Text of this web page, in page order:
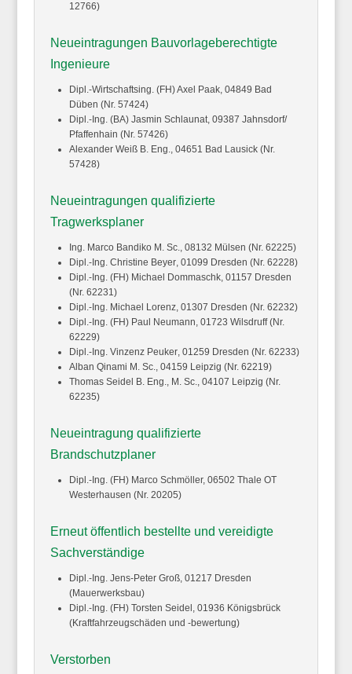
12766)
Neueintragungen Bauvorlageberechtigte
Ingenieure
Dipl.-Wirtschaftsing. (FH) Axel Paak, 04849 Bad
Düben (Nr. 57424)
Dipl.-Ing. (BA) Jasmin Schlaunat, 09387 Jahnsdorf/
Pfaffenhain (Nr. 57426)
Alexander WeißB. Eng., 04651 Bad Lausick (Nr.
57428)
Neueintragungen qualifizierte
Tragwerksplaner
Ing. Marco BandikoM. Sc., 08132 Mülsen (Nr. 62225)
Dipl.-Ing. Christine Beyer, 01099 Dresden (Nr. 62228)
Dipl.-Ing. (FH) Michael
Dommaschk, 01157 Dresden
(Nr. 62231)
Dipl.-Ing. Michael
Lorenz, 01307 Dresden (Nr. 62232)
Dipl.-Ing. (FH) Paul
Neumann, 01723 Wilsdruff (Nr.
62229)
Dipl.-Ing. Vinzenz Peuker, 01259 Dresden (Nr. 62233)
Alban Qinami M. Sc., 04159 Leipzig (Nr. 62219)
Thomas Seidel
B. Eng., M. Sc., 04107 Leipzig (Nr.
62235)
Neueintragung qualifizierte
Brandschutzplaner
Dipl.-Ing. (FH) Marco Schmöller,06502 Thale OT
Westerhausen (Nr. 20205)
Erneut öffentlich bestellte und vereidigte
Sachverständige
Dipl.-Ing. Jens-Peter Groß,01217 Dresden
(Mauerwerksbau)
Dipl.-Ing. (FH) Torsten Seidel,01936 Königsbrück
(Kraftfahrzeugschäden und -bewertung)
Verstorben